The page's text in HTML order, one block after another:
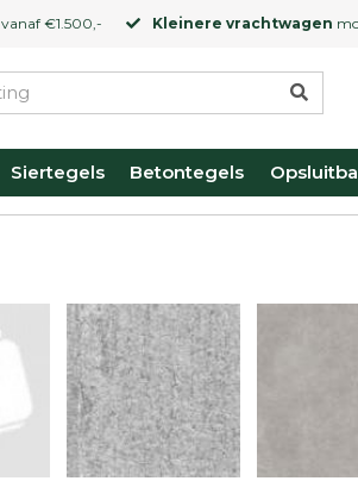
vanaf €1.500,- Kleinere vrachtwagen
Siertegels Betontegels